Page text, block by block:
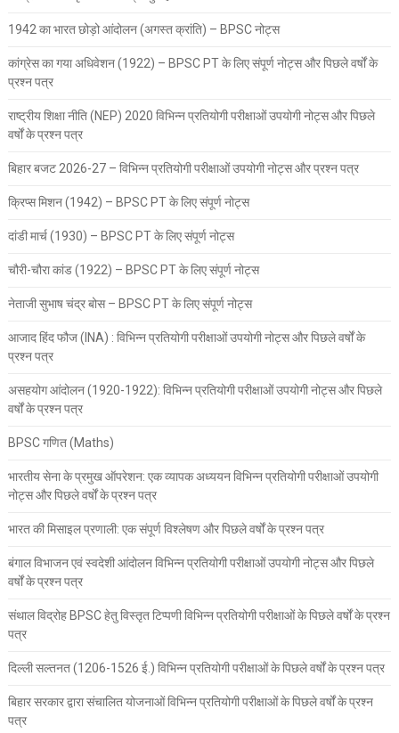
1942 का भारत छोड़ो आंदोलन (अगस्त क्रांति) – BPSC नोट्स
कांग्रेस का गया अधिवेशन (1922) – BPSC PT के लिए संपूर्ण नोट्स और पिछले वर्षों के
प्रश्न पत्र
राष्ट्रीय शिक्षा नीति (NEP) 2020 विभिन्न प्रतियोगी परीक्षाओं उपयोगी नोट्स और पिछले
वर्षों के प्रश्न पत्र
बिहार बजट 2026-27 – विभिन्न प्रतियोगी परीक्षाओं उपयोगी नोट्स और प्रश्न पत्र
क्रिप्स मिशन (1942) – BPSC PT के लिए संपूर्ण नोट्स
दांडी मार्च (1930) – BPSC PT के लिए संपूर्ण नोट्स
चौरी-चौरा कांड (1922) – BPSC PT के लिए संपूर्ण नोट्स
नेताजी सुभाष चंद्र बोस – BPSC PT के लिए संपूर्ण नोट्स
आजाद हिंद फौज (INA) : विभिन्न प्रतियोगी परीक्षाओं उपयोगी नोट्स और पिछले वर्षों के
प्रश्न पत्र
असहयोग आंदोलन (1920-1922): विभिन्न प्रतियोगी परीक्षाओं उपयोगी नोट्स और पिछले
वर्षों के प्रश्न पत्र
BPSC गणित (Maths)
भारतीय सेना के प्रमुख ऑपरेशन: एक व्यापक अध्ययन विभिन्न प्रतियोगी परीक्षाओं उपयोगी
नोट्स और पिछले वर्षों के प्रश्न पत्र
भारत की मिसाइल प्रणाली: एक संपूर्ण विश्लेषण और पिछले वर्षों के प्रश्न पत्र
बंगाल विभाजन एवं स्वदेशी आंदोलन विभिन्न प्रतियोगी परीक्षाओं उपयोगी नोट्स और पिछले
वर्षों के प्रश्न पत्र
संथाल विद्रोह BPSC हेतु विस्तृत टिप्पणी विभिन्न प्रतियोगी परीक्षाओं के पिछले वर्षों के प्रश्न
पत्र
दिल्ली सल्तनत (1206-1526 ई.) विभिन्न प्रतियोगी परीक्षाओं के पिछले वर्षों के प्रश्न पत्र
बिहार सरकार द्वारा संचालित योजनाओं विभिन्न प्रतियोगी परीक्षाओं के पिछले वर्षों के प्रश्न
पत्र